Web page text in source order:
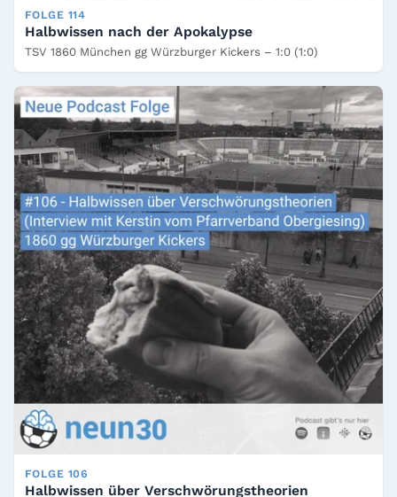
FOLGE 114
Halbwissen nach der Apokalypse
TSV 1860 München gg Würzburger Kickers – 1:0 (1:0)
FOLGE 106
Halbwissen über Verschwörungstheorien